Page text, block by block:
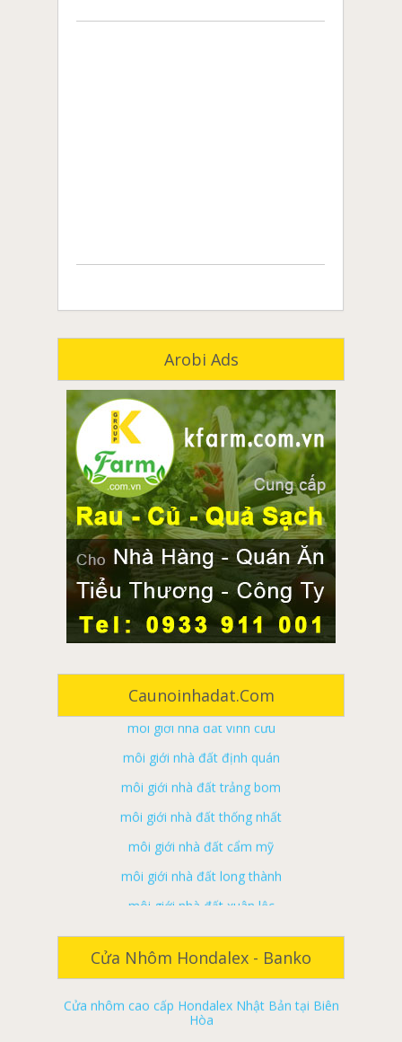
Arobi Ads
Caunoinhadat.com
môi giới nhà đất đồng nai
môi giới nhà đất biên hòa
môi giới nhà đất long khánh
môi giới nhà đất vĩnh cửu
môi giới nhà đất định quán
môi giới nhà đất trảng bom
môi giới nhà đất thống nhất
môi giới nhà đất cẩm mỹ
môi giới nhà đất long thành
môi giới nhà đất xuân lộc
môi giới nhà đất nhơn trạch
ký gửi nhà đất đồng nai
ký gửi nhà đất biên hoà
ký gửi nhà đất tân phú
Cửa Nhôm Hondalex - Banko
Cửa nhôm cao cấp Hondalex Nhật Bản tại Đà
Cửa nhôm cao cấp Hondalex Nhật Bản tại Biên
Cửa nhôm cao cấp Hondalex Nhật Bản tại Đồng